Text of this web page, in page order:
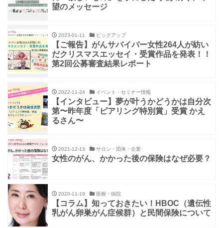
望のメッセージ
2023-01-11 ピックアップ
【ご報告】がんサバイバー女性264人が紡い
だクリスマスエッセイ・受賞作品を発表！！
第2回公募審査結果レポート
2022-11-24 イベント・セミナー情報
【インタビュー】夢が叶うかどうかは自分次
第〜昨年度「ピアリング特別賞」受賞 かえ
るさん〜
2021-12-13 サロン・団体・企業
女性のがん、かかった後の保険はなぜ必要？
2020-11-19 医療・病院
【コラム】知っておきたい！HBOC（遺伝性
乳がん卵巣がん症候群）と民間保険について